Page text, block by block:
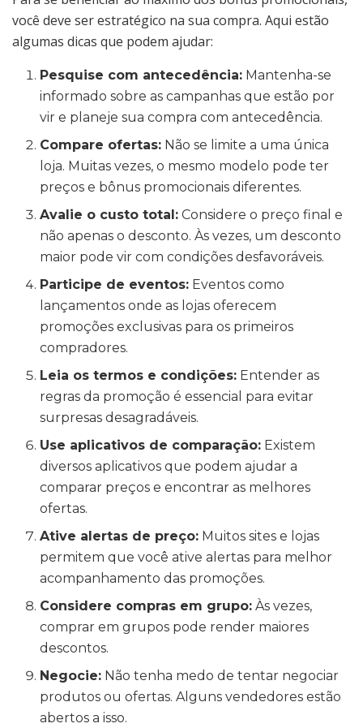
você deve ser estratégico na sua compra. Aqui estão
algumas dicas que podem ajudar:
Pesquise com antecedência: Mantenha-se
informado sobre as campanhas que estão por
vir e planeje sua compra com antecedência.
Compare ofertas: Não se limite a uma única
loja. Muitas vezes, o mesmo modelo pode ter
preços e bônus promocionais diferentes.
Avalie o custo total: Considere o preço final e
não apenas o desconto. Às vezes, um desconto
maior pode vir com condições desfavoráveis.
Participe de eventos: Eventos como
lançamentos onde as lojas oferecem
promoções exclusivas para os primeiros
compradores.
Leia os termos e condições: Entender as
regras da promoção é essencial para evitar
surpresas desagradáveis.
Use aplicativos de comparação: Existem
diversos aplicativos que podem ajudar a
comparar preços e encontrar as melhores
ofertas.
Ative alertas de preço: Muitos sites e lojas
permitem que você ative alertas para melhor
acompanhamento das promoções.
Considere compras em grupo: Às vezes,
comprar em grupos pode render maiores
descontos.
Negocie: Não tenha medo de tentar negociar
produtos ou ofertas. Alguns vendedores estão
abertos a isso.